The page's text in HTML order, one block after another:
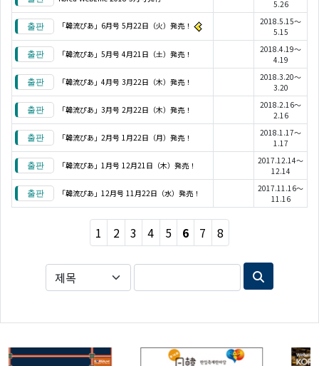
5.26
「韓流ぴあ」6月号 5月22日（火）発売！
2018.5.15～
5.15
「韓流ぴあ」5月号 4月21日（土）発売！
2018.4.19～
4.19
「韓流ぴあ」4月号 3月22日（木）発売！
2018.3.20～
3.20
「韓流ぴあ」3月号 2月22日（木）発売！
2018.2.16～
2.16
「韓流ぴあ」2月号 1月22日（月）発売！
2018.1.17～
1.17
「韓流ぴあ」1月号 12月21日（木）発売！
2017.12.14～
12.14
「韓流ぴあ」12月号 11月22日（水）発売！
2017.11.16～
11.16
1 2 3 4 5 6 7 8